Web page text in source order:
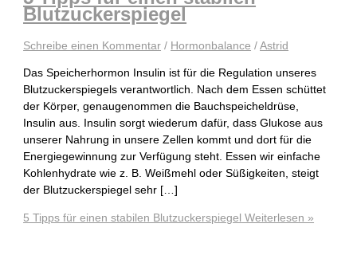
Blutzuckerspiegel
Schreibe einen Kommentar / Hormonbalance /Astrid
Das Speicherhormon Insulin ist für die Regulation unseres
Blutzuckerspiegels verantwortlich. Nach dem Essen schüttet
der Körper, genaugenommen die Bauchspeicheldrüse,
Insulin aus. Insulin sorgt wiederum dafür, dass Glukose aus
unserer Nahrung in unsere Zellen kommt und dort für die
Energiegewinnung zur Verfügung steht. Essen wir einfache
Kohlenhydrate wie z. B. Weißmehl oder Süßigkeiten, steigt
der Blutzuckerspiegel sehr […]
5 Tipps für einen stabilen Blutzuckerspiegel Weiterlesen »